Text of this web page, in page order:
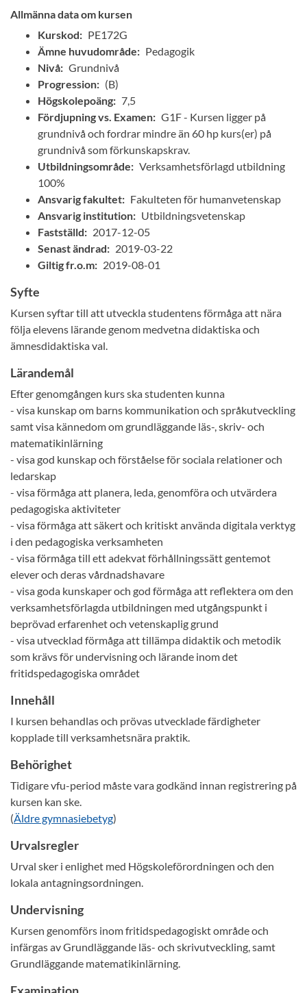
Allmänna data om kursen
Kurskod: PE172G
Ämne huvudområde: Pedagogik
Nivå: Grundnivå
Progression: (B)
Högskolepoäng: 7,5
Fördjupning vs. Examen: G1F - Kursen ligger på
grundnivå och fordrar mindre än 60 hp kurs(er) på
grundnivå som förkunskapskrav.
Utbildningsområde: Verksamhetsförlagd utbildning
100%
Ansvarig fakultet: Fakulteten för humanvetenskap
Ansvarig institution: Utbildningsvetenskap
Fastställd: 2017-12-05
Senast ändrad: 2019-03-22
Giltig fr.o.m: 2019-08-01
Syfte
Kursen syftar till att utveckla studentens förmåga att nära
följa elevens lärande genom medvetna didaktiska och
ämnesdidaktiska val.
Lärandemål
Efter genomgången kurs ska studenten kunna
- visa kunskap om barns kommunikation och språkutveckling
samt visa kännedom om grundläggande läs-, skriv- och
matematikinlärning
- visa god kunskap och förståelse för sociala relationer och
ledarskap
- visa förmåga att planera, leda, genomföra och utvärdera
pedagogiska aktiviteter
- visa förmåga att säkert och kritiskt använda digitala verktyg
i den pedagogiska verksamheten
- visa förmåga till ett adekvat förhållningssätt gentemot
elever och deras vårdnadshavare
- visa goda kunskaper och god förmåga att reflektera om den
verksamhetsförlagda utbildningen med utgångspunkt i
beprövad erfarenhet och vetenskaplig grund
- visa utvecklad förmåga att tillämpa didaktik och metodik
som krävs för undervisning och lärande inom det
fritidspedagogiska området
Innehåll
I kursen behandlas och prövas utvecklade färdigheter
kopplade till verksamhetsnära praktik.
Behörighet
Tidigare vfu-period måste vara godkänd innan registrering på
kursen kan ske.
(Äldre gymnasiebetyg)
Urvalsregler
Urval sker i enlighet med Högskoleförordningen och den
lokala antagningsordningen.
Undervisning
Kursen genomförs inom fritidspedagogiskt område och
infärgas av Grundläggande läs- och skrivutveckling, samt
Grundläggande matematikinlärning.